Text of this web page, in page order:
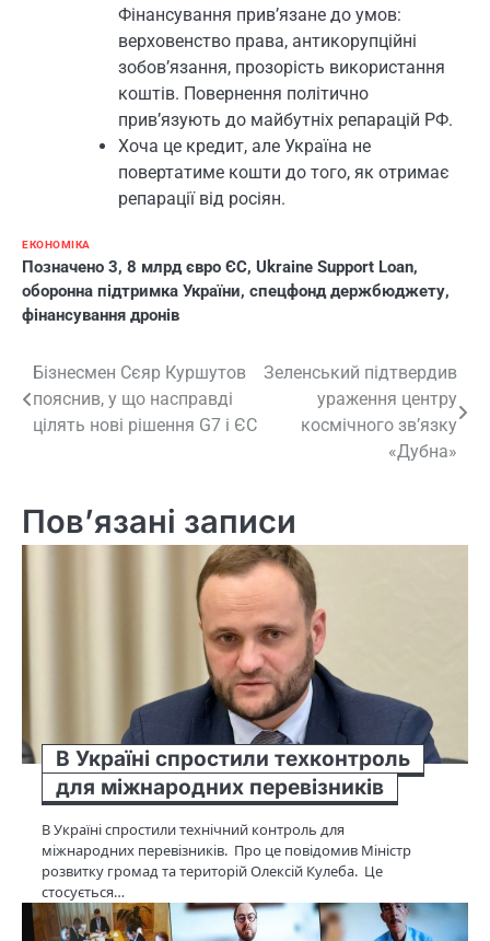
Фінансування прив’язане до умов:
верховенство права, антикорупційні
зобов’язання, прозорість використання
коштів. Повернення політично
прив’язують до майбутніх репарацій РФ.
Хоча це кредит, але Україна не
повертатиме кошти до того, як отримає
репарації від росіян.
ЕКОНОМІКА
Позначено 3, 8 млрд євро ЄС, Ukraine Support Loan,
оборонна підтримка України, спецфонд держбюджету,
фінансування дронів
Навігація
записів
Бізнесмен Сєяр Куршутов
пояснив, у що насправді
цілять нові рішення G7 і ЄС
Зеленський підтвердив
ураження центру
космічного звʼязку
«Дубна»
Пов’язані записи
В Україні спростили техконтроль
для міжнародних перевізників
В Україні спростили технічний контроль для
міжнародних перевізників. Про це повідомив Міністр
розвитку громад та територій Олексій Кулеба. Це
стосується…